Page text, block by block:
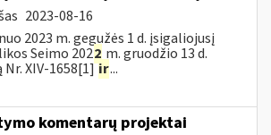
2023-08-16
2023 m. gegužės 1 d. įsigaliojusį
Seimo 2022 m. gruodžio 13 d.
XIV-1658[1]ir...
komentarų projektai